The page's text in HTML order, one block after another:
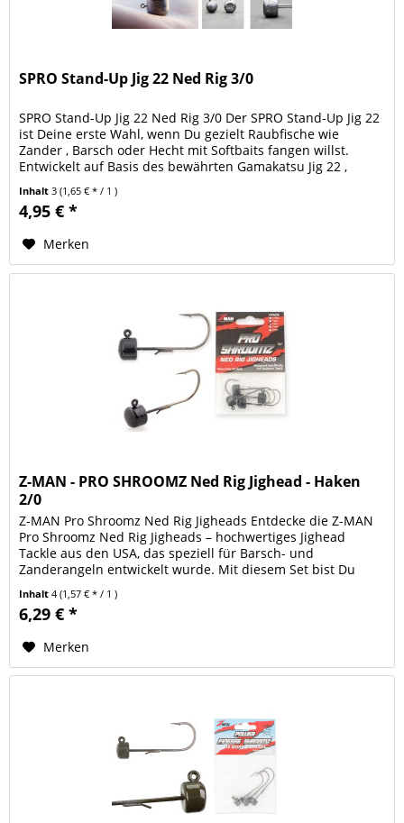
SPRO Stand-Up Jig 22 Ned Rig 3/0
SPRO Stand-Up Jig 22 Ned Rig 3/0 Der SPRO Stand-Up Jig 22
ist Deine erste Wahl, wenn Du gezielt Raubfische wie
Zander , Barsch oder Hecht mit Softbaits fangen willst.
Entwickelt auf Basis des bewährten Gamakatsu Jig 22 ,
Inhalt3(1,65 € * / 1 )
4,95 € *
Merken
Z-MAN - PRO SHROOMZ Ned Rig Jighead - Haken
2/0
Z-MAN Pro Shroomz Ned Rig Jigheads Entdecke die Z-MAN
Pro Shroomz Ned Rig Jigheads – hochwertiges Jighead
Tackle aus den USA, das speziell für Barsch- und
Zanderangeln entwickelt wurde. Mit diesem Set bist Du
Inhalt4(1,57 € * / 1 )
6,29 € *
Merken